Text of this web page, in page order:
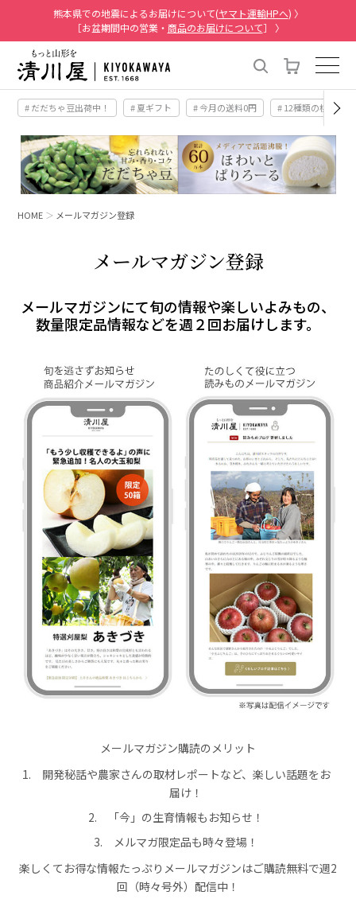
熊本県での地震によるお届けについて(ヤマト運輸HPへ) 〉
［お盆期間中の営業・ 商品のお届けについて］ 〉
# だだちゃ豆出荷中！ # 夏ギフト # 今月の送料0円 # 12種類の桃
HOME メールマガジン登録
メールマガジン登録
メールマガジンにて旬の情報や楽しいよみもの、
数量限定品情報などを週２回お届けします。
メールマガジン購読のメリット
開発秘話や農家さんの取材レポートなど、楽しい話題をお
届け！
「今」の生育情報もお知らせ！
メルマガ限定品も時々登場！
楽しくてお得な情報たっぷりメールマガジンはご購読無料で週2
回（時々号外）配信中！